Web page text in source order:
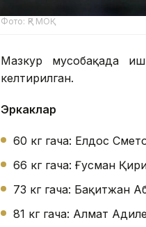
Фото: ҚР МОҚ
Мазкур мусобақада
келтирилган.
Эркаклар
60 кг гача: Елдос
66 кг гача: Ғусман
73 кг гача: Бақитжан
81 кг гача: Алмат